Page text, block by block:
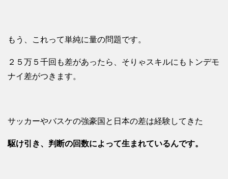
もう、これって単純に量の問題です。
２５万５千回も差があったら、そりゃスキルにもトンデモ
ナイ差がつきます。
サッカーやバスケの強豪国と日本の差は経験してきた
駆け引き、判断の回数によって生まれているんです。